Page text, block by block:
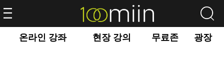
온라인 강좌 현장 강의 무료존 광장